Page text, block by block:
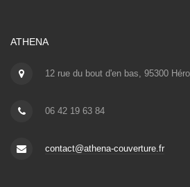
ATHENA
12 rue du bout d'en bas, 95300
06 42 19 63 84
contact@athena-couverture.fr